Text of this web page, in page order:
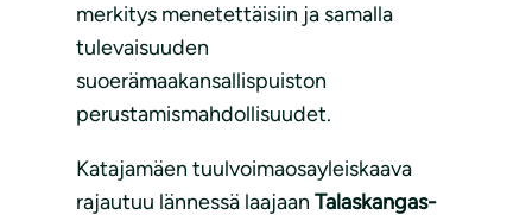
merkitys menetettäisiin ja samalla
tulevaisuuden
suoerämaakansallispuiston
perustamismahdollisuudet.
Katajamäen tuulvoimaosayleiskaava
rajautuu lännessä laajaan Talaskangas-